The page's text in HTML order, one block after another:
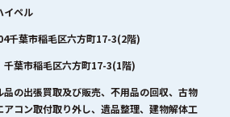
イペル
千葉市稲毛区六方町17-3(2階)
千葉市稲毛区六方町17-3(1階)
品の出張買取及び販売、不用品の回収、古物
アコン取付取り外し、遺品整理、建物解体工